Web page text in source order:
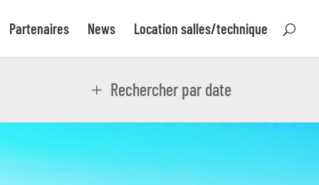
Partenaires News Location salles/technique
Rechercher par date